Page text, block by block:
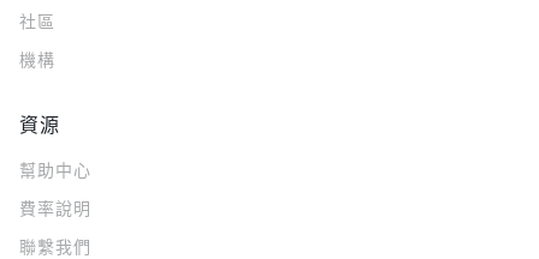
社區
機構
資源
幫助中心
費率說明
聯繫我們